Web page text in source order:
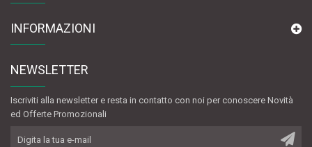
INFORMAZIONI
NEWSLETTER
Iscriviti alla newsletter e resta in contatto con noi per conoscere Novità
ed Offerte Promozionali